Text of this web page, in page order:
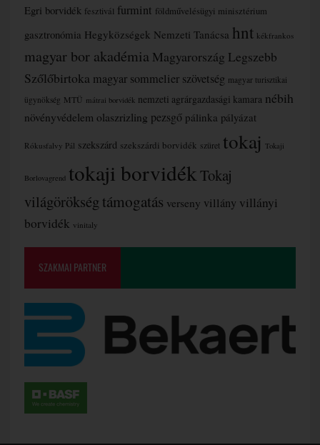
Egri borvidék fesztivál furmint földművelésügyi minisztérium
gasztronómia Hegyközségek Nemzeti Tanácsa hnt kékfrankos
magyar bor akadémia Magyarország Legszebb
Szőlőbirtoka magyar sommelier szövetség magyar turisztikai
ügynökség MTÜ mátrai borvidék nemzeti agrárgazdasági kamara nébih
növényvédelem olaszrizling pezsgő pálinka pályázat
Rókusfalvy Pál szekszárd szekszárdi borvidék szüret tokaj Tokaji
Borlovagrend tokaji borvidékTokaj
világörökségtámogatás verseny villány villányi
borvidék vinitaly
SZAKMAI PARTNER